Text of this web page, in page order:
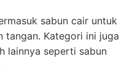
sabun cair untuk
tangan. Kategori ini juga
lainnya seperti sabun